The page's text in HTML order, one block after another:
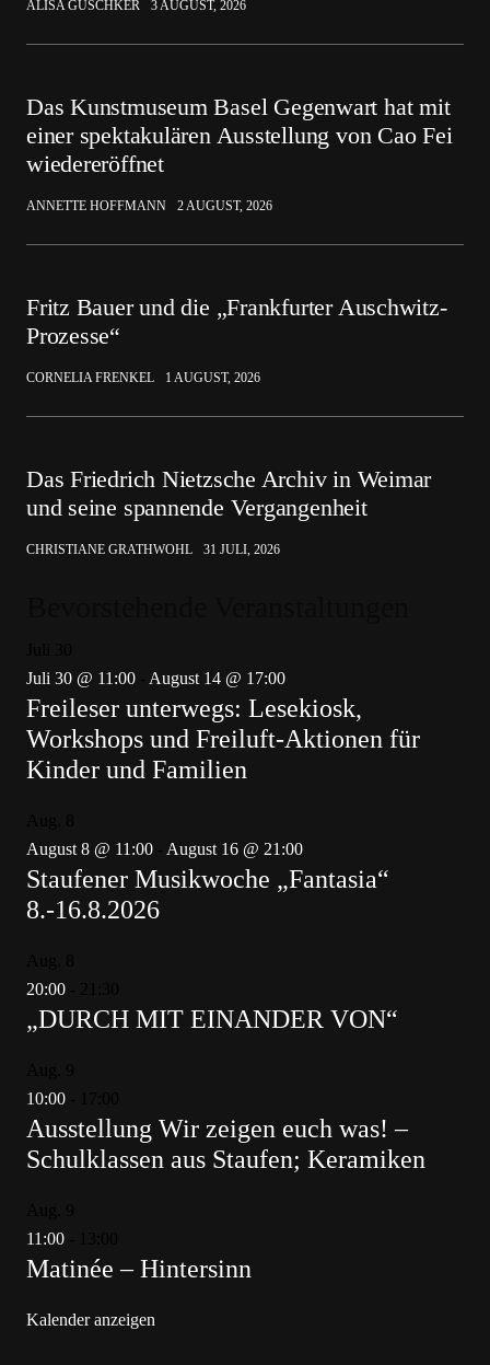
ALISA GUSCHKER 3 AUGUST, 2026
Das Kunstmuseum Basel Gegenwart hat mit
einer spektakulären Ausstellung von Cao Fei
wiedereröffnet
ANNETTE HOFFMANN 2 AUGUST, 2026
Fritz Bauer und die „Frankfurter Auschwitz-
Prozesse“
CORNELIA FRENKEL 1 AUGUST, 2026
Das Friedrich Nietzsche Archiv in Weimar
und seine spannende Vergangenheit
CHRISTIANE GRATHWOHL 31 JULI, 2026
Juli 30 @ 11:00
August 14 @ 17:00
Freileser unterwegs: Lesekiosk,
Workshops und Freiluft-Aktionen für
Kinder und Familien
August 8 @ 11:00
August 16 @ 21:00
Staufener Musikwoche „Fantasia“
8.-16.8.2026
20:00
„DURCH MIT EINANDER VON“
10:00
Ausstellung Wir zeigen euch was! –
Schulklassen aus Staufen; Keramiken
11:00
Matinée – Hintersinn
Kalender anzeigen